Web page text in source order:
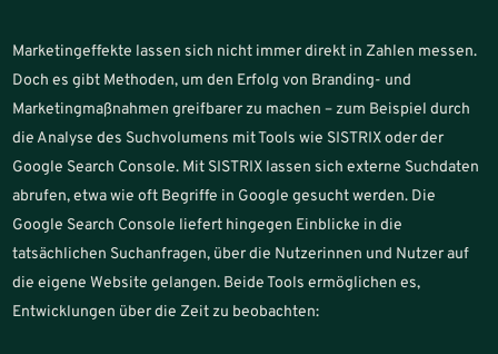
Marketingeffekte lassen sich nicht immer direkt in Zahlen messen.
Doch es gibt Methoden, um den Erfolg von Branding- und
Marketingmaßnahmen greifbarer zu machen – zum Beispiel durch
die Analyse des Suchvolumens mit Tools wie SISTRIX oder der
Google Search Console. Mit SISTRIX lassen sich externe Suchdaten
abrufen, etwa wie oft Begriffe in Google gesucht werden. Die
Google Search Console liefert hingegen Einblicke in die
tatsächlichen Suchanfragen, über die Nutzerinnen und Nutzer auf
die eigene Website gelangen. Beide Tools ermöglichen es,
Entwicklungen über die Zeit zu beobachten: